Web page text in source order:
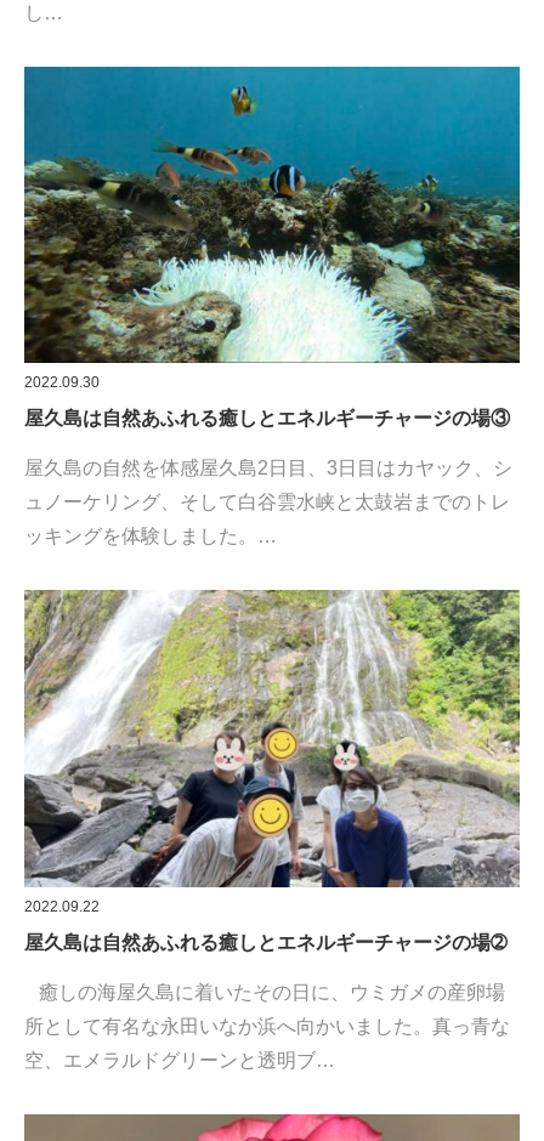
し…
2022.09.30
屋久島は自然あふれる癒しとエネルギーチャージの場③
屋久島の自然を体感屋久島2日目、3日目はカヤック、シ
ュノーケリング、そして白谷雲水峡と太鼓岩までのトレ
ッキングを体験しました。…
2022.09.22
屋久島は自然あふれる癒しとエネルギーチャージの場➁
癒しの海屋久島に着いたその日に、ウミガメの産卵場
所として有名な永田いなか浜へ向かいました。真っ青な
空、エメラルドグリーンと透明ブ…